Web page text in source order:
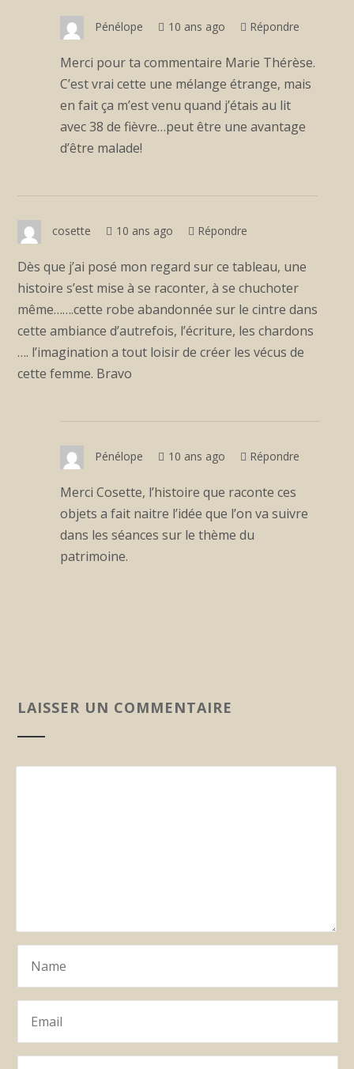
Pénélope 10 ans ago Répondre
Merci pour ta commentaire Marie Thérèse.
C’est vrai cette une mélange étrange, mais
en fait ça m’est venu quand j’étais au lit
avec 38 de fièvre…peut être une avantage
d’être malade!
cosette 10 ans ago Répondre
Dès que j’ai posé mon regard sur ce tableau, une
histoire s’est mise à se raconter, à se chuchoter
même…….cette robe abandonnée sur le cintre dans
cette ambiance d’autrefois, l’écriture, les chardons
…. l’imagination a tout loisir de créer les vécus de
cette femme. Bravo
Pénélope 10 ans ago Répondre
Merci Cosette, l’histoire que raconte ces
objets a fait naitre l’idée que l’on va suivre
dans les séances sur le thème du
patrimoine.
LAISSER UN COMMENTAIRE